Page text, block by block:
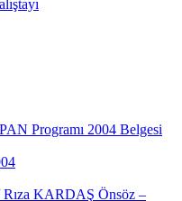
Programı 2004 Belgesi
KARDAŞ Önsöz –